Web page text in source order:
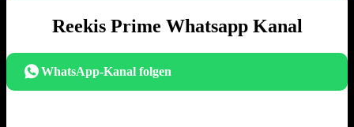
Reekis Prime Whatsapp Kanal
WhatsApp-Kanal folgen